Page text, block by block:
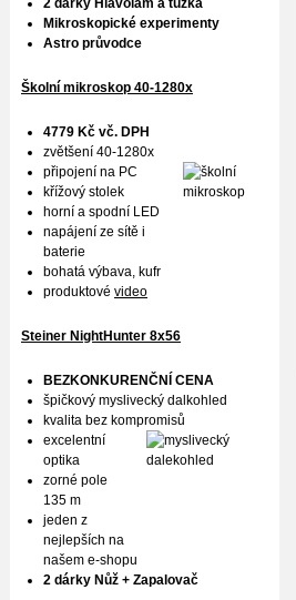
2 dárky Hlavolam a tužka
Mikroskopické experimenty
Astro průvodce
Školní mikroskop 40-1280x
4779 Kč vč. DPH
zvětšení 40-1280x
připojení na PC
křížový stolek
horní a spodní LED
napájení ze sítě i
baterie
bohatá výbava, kufr
produktové video
Steiner NightHunter 8x56
BEZKONKURENČNÍ CENA
špičkový myslivecký dalkohled
kvalita bez kompromisů
excelentní
optika
zorné pole
135 m
jeden z
nejlepších na
našem e-shopu
2 dárky Nůž + Zapalovač